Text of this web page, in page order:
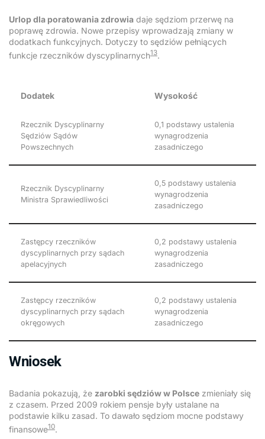
Urlop dla poratowania zdrowia daje sędziom przerwę na
poprawę zdrowia. Nowe przepisy wprowadzają zmiany w
dodatkach funkcyjnych. Dotyczy to sędziów pełniących
funkcje rzeczników dyscyplinarnych13
Dodatek Wysokość
Rzecznik Dyscyplinarny
Sędziów Sądów
Powszechnych
0,1 podstawy ustalenia
wynagrodzenia
zasadniczego
Rzecznik Dyscyplinarny
Ministra Sprawiedliwości
0,5 podstawy ustalenia
wynagrodzenia
zasadniczego
Zastępcy rzeczników
dyscyplinarnych przy sądach
apelacyjnych
0,2 podstawy ustalenia
wynagrodzenia
zasadniczego
Zastępcy rzeczników
dyscyplinarnych przy sądach
okręgowych
0,2 podstawy ustalenia
wynagrodzenia
zasadniczego
Wniosek
Badania pokazują, że zarobki sędziów w Polsce zmieniały się
z czasem. Przed 2009 rokiem pensje były ustalane na
podstawie kilku zasad. To dawało sędziom mocne podstawy
finansowe10.